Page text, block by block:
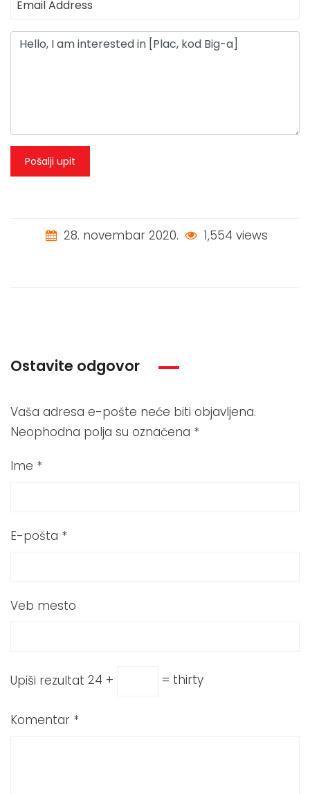
Pošalji upit
28. novembar 2020. 1,554 views
Ostavite odgovor
Vaša adresa e-pošte neće biti objavljena.
Neophodna polja su označena *
Ime *
E-pošta *
Veb mesto
Upiši rezultat 24 + = thirty
Komentar *